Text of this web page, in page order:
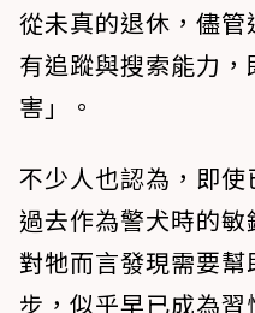
從未真的退休，儘
有追蹤與搜索能力
害」。
不少人也認為，即
過去作為警犬時的敏
對牠而言發現需要
步，似乎早已成為